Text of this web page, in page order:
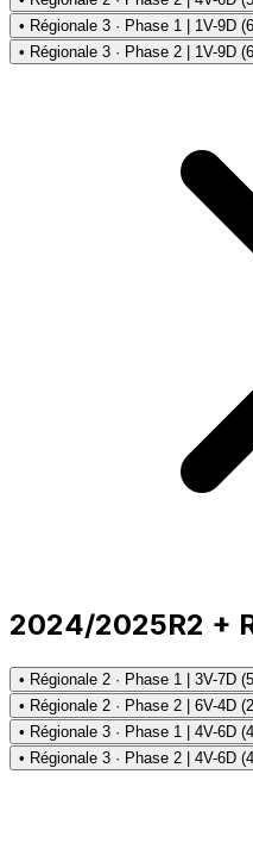
• Régionale 3 · Phase 1 | 1V-9D
• Régionale 3 · Phase 2 | 1V-9D
2024/2025R2 +
• Régionale 2 · Phase 1 | 3V-7D
• Régionale 2 · Phase 2 | 6V-4D
• Régionale 3 · Phase 1 | 4V-6D
• Régionale 3 · Phase 2 | 4V-6D